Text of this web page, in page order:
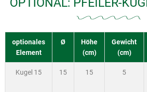
optionales
Element
Ø
Höhe
(cm)
Gewicht
(cm)
Kugel 15 15 15 5